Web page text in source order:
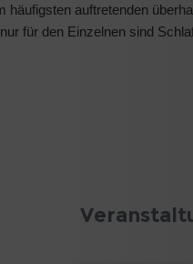
auftretenden
für den Einzelnen sind